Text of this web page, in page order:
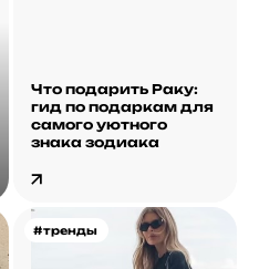
Что подарить Раку:
гид по подаркам для
самого уютного
знака зодиака
#тренды